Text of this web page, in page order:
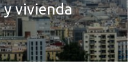
y vivienda